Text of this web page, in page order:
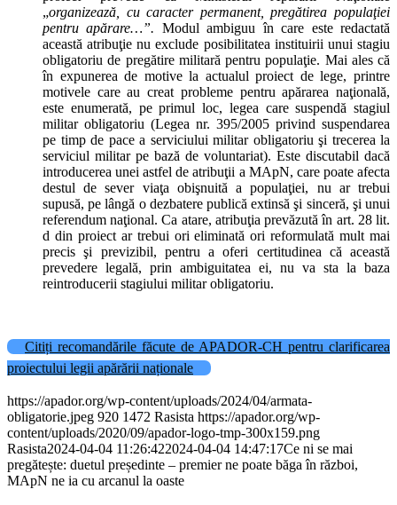
„organizează, cu caracter permanent, pregătirea populaţiei
pentru apărare…”. Modul ambiguu în care este redactată
această atribuţie nu exclude posibilitatea instituirii unui stagiu
obligatoriu de pregătire militară pentru populaţie. Mai ales că
în expunerea de motive la actualul proiect de lege, printre
motivele care au creat probleme pentru apărarea naţională,
este enumerată, pe primul loc, legea care suspendă stagiul
militar obligatoriu (Legea nr. 395/2005 privind suspendarea
pe timp de pace a serviciului militar obligatoriu şi trecerea la
serviciul militar pe bază de voluntariat). Este discutabil dacă
introducerea unei astfel de atribuţii a MApN, care poate afecta
destul de sever viaţa obişnuită a populaţiei, nu ar trebui
supusă, pe lângă o dezbatere publică extinsă şi sinceră, şi unui
referendum naţional. Ca atare, atribuţia prevăzută în art. 28 lit.
d din proiect ar trebui ori eliminată ori reformulată mult mai
precis şi previzibil, pentru a oferi certitudinea că această
prevedere legală, prin ambiguitatea ei, nu va sta la baza
reintroducerii stagiului militar obligatoriu.
Citiți recomandările făcute de APADOR-CH pentru clarificarea
proiectului legii apărării naționale
https://apador.org/wp-content/uploads/2024/04/armata-
obligatorie.jpeg 920 1472 Rasista https://apador.org/wp-
content/uploads/2020/09/apador-logo-tmp-300x159.png
Rasista2024-04-04 11:26:422024-04-04 14:47:17Ce ni se mai
pregătește: duetul președinte – premier ne poate băga în război,
MApN ne ia cu arcanul la oaste